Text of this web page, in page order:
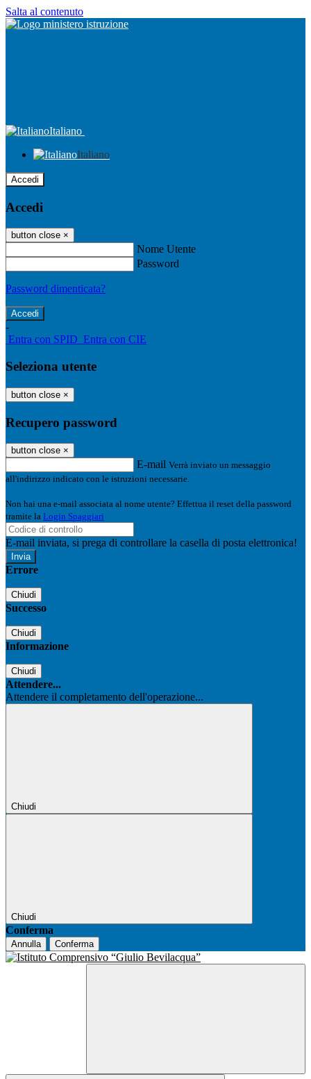
Salta al contenuto
Italiano
Italiano
Accedi
Accedi
button close ×
Nome Utente
Password
Password dimenticata?
-
Entra con SPID Entra con CIE
Seleziona utente
button close ×
Recupero password
button close ×
E-mail Verrà inviato un messaggio
all'indirizzo indicato con le istruzioni necessarie.
Non hai una e-mail associata al nome utente? Effettua il reset della password
tramite la Login Spaggiari
E-mail inviata, si prega di controllare la casella di posta elettronica!
Errore
Chiudi
Successo
Chiudi
Informazione
Chiudi
Attendere...
Attendere il completamento dell'operazione...
Chiudi
Chiudi
Conferma
Annulla Conferma